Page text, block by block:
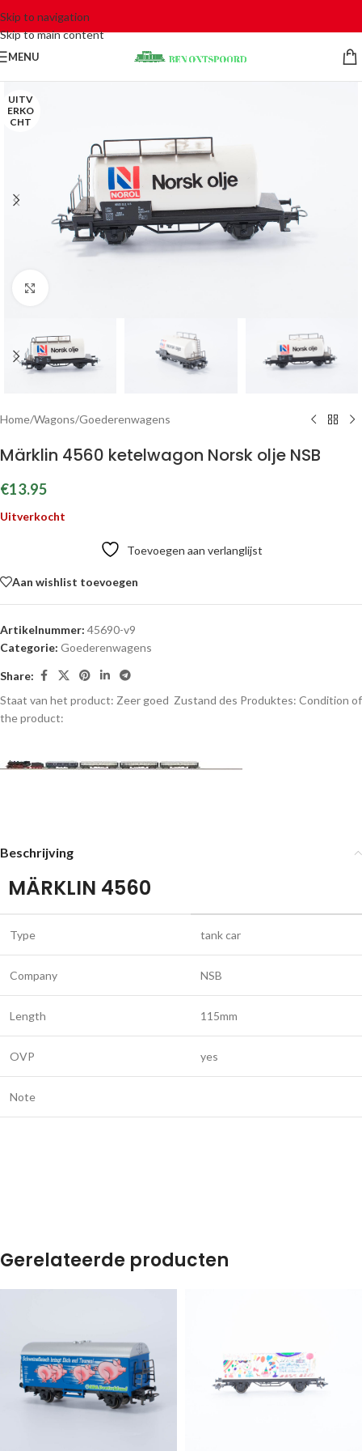
Skip to navigation
Skip to main content
MENU
UITV
ERKO
CHT
Home/Wagons/Goederenwagens
Märklin 4560 ketelwagon Norsk olje NSB
€13.95
Uitverkocht
Toevoegen aan verlanglijst
Aan wishlist toevoegen
Artikelnummer: 45690-v9
Categorie: Goederenwagens
Share:
Staat van het product: Zeer goed Zustand des Produktes: Condition of
the product:
Beschrijving
MÄRKLIN 4560
Type tank car
Company NSB
Length 115mm
OVP yes
Note
Gerelateerde producten